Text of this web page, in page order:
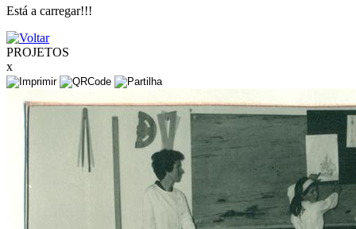
Está a carregar!!!
PROJETOS
x